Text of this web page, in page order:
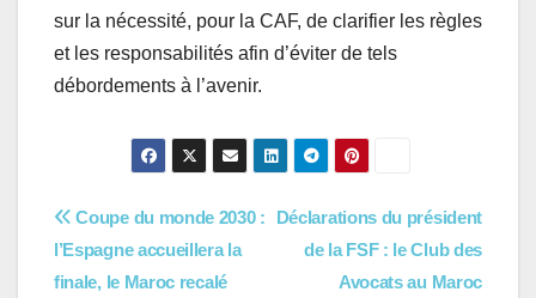
sur la nécessité, pour la CAF, de clarifier les règles
et les responsabilités afin d’éviter de tels
débordements à l’avenir.
Navigation
de
Déclarations du président
de la FSF : le Club des
Avocats au Maroc
Coupe du monde 2030 :
l’Espagne accueillera la
finale, le Maroc recalé